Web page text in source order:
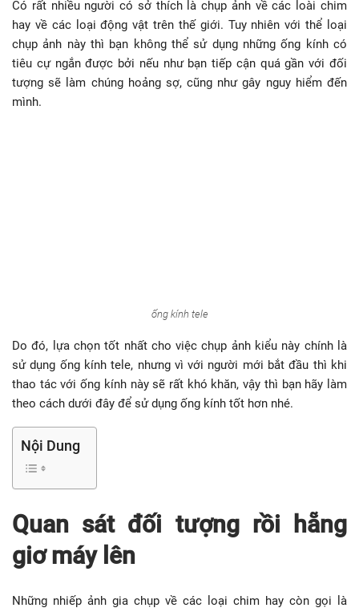
Có rất nhiều người có sở thích là chụp ảnh về các loài chim
hay về các loại động vật trên thế giới. Tuy nhiên với thể loại
chụp ảnh này thì bạn không thể sử dụng những ống kính có
tiêu cự ngắn được bởi nếu như bạn tiếp cận quá gần với đối
tượng sẽ làm chúng hoảng sợ, cũng như gây nguy hiểm đến
mình.
ống kính tele
Do đó, lựa chọn tốt nhất cho việc chụp ảnh kiểu này chính là
sử dụng ống kính tele, nhưng vì với người mới bắt đầu thì khi
thao tác với ống kính này sẽ rất khó khăn, vậy thì bạn hãy làm
theo cách dưới đây để sử dụng ống kính tốt hơn nhé.
Nội Dung
Quan sát đối tượng rồi hẵng
giơ máy lên
Những nhiếp ảnh gia chụp về các loại chim hay còn gọi là